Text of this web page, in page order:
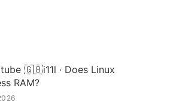
🇬🇧i11l · Does Linux
RAM?